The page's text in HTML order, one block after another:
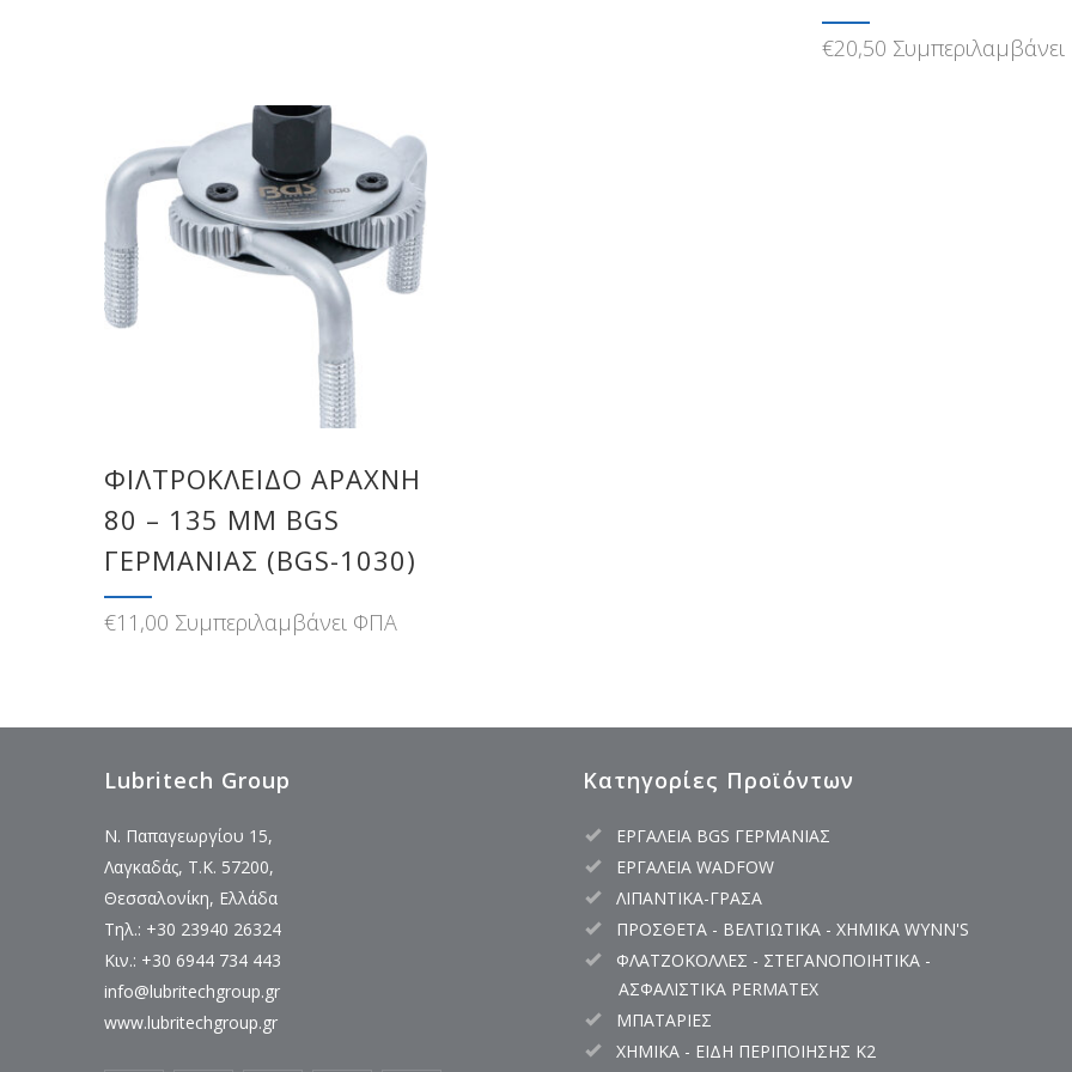
€20,50
ΦΙΛΤΡΌΚΛΕΙΔΟ ΑΡΆΧΝΗ
80 – 135 MM BGS
ΓΕΡΜΑΝΊΑΣ (BGS-1030)
€11,00 Συμπεριλαμβάνει ΦΠΑ
Lubritech Group
Ν. Παπαγεωργίου 15,
Λαγκαδάς, Τ.Κ. 57200,
Θεσσαλονίκη, Ελλάδα
Τηλ.: +30 23940 26324
Κιν.: +30 6944 734 443
info@lubritechgroup.gr
www.lubritechgroup.gr
Κατηγορίες Προϊόντων
ΕΡΓΑΛΕΙΑ BGS ΓΕΡΜΑΝΙΑΣ
ΕΡΓΑΛΕΙΑ WADFOW
ΛΙΠΑΝΤΙΚΑ-ΓΡΑΣΑ
ΠΡΟΣΘΕΤΑ - ΒΕΛΤΙΩΤΙΚΑ - ΧΗΜΙΚΑ WYNN'S
ΦΛΑΤΖΟΚΟΛΛΕΣ - ΣΤΕΓΑΝΟΠΟΙΗΤΙΚΑ -
ΑΣΦΑΛΙΣΤΙΚΑ PERMATEX
ΜΠΑΤΑΡΙΕΣ
ΧΗΜΙΚΑ - ΕΙΔΗ ΠΕΡΙΠΟΙΗΣΗΣ K2